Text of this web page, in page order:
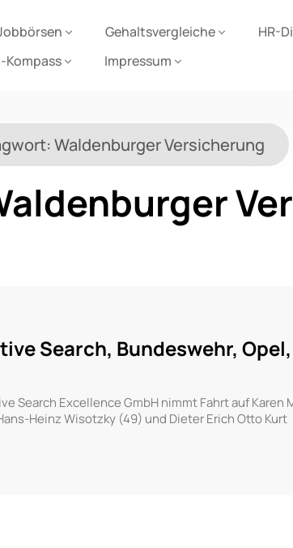
Gehaltsvergleiche HR-
Impressum
Waldenburger Versicherung
Search, Bundeswehr, Opel,
Search Excellence GmbH nimmt Fahrt auf Karen
Heinz Wisotzky (49) und Dieter Erich Otto Kurt